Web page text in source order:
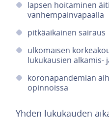
lapsen hoitaminen
vanhempainvapaalla
pitkäaikainen sairaus
ulkomaisen
lukukausien alkamis-
koronapandemian
opinnoissa
Yhden lukukauden